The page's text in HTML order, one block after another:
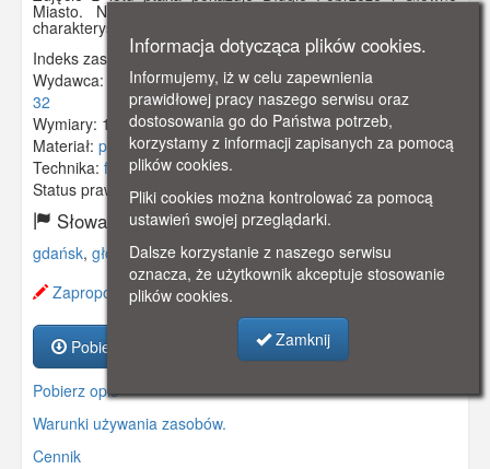
Miasto. Na pierwszym planie Długie Pobrzeże wraz z
charakterystyczną sylwetką Żurawia.
Indeks zasobu:GSP01847
Wydawca:
Rowehl & Co. , Münster, Westf. , Gertrudenstr.
32
Wymiary: 138 x 86 mm
Materiał: papier fotograficzny
Technika: fotografia czarno-biała
Status prawny:Użycie Niekomercyjne
Słowa kluczowe:
gdańsk, główne miasto,żuraw,długie pobrzeże,lotnicze
Zaproponuj zmianę opisu.
Pobierz zasób
Pobierz opis
Warunki używania zasobów.
Cennik
Informacja dotycząca plików cookies.
Informujemy, iż w celu zapewnienia
prawidłowej pracy naszego serwisu oraz
dostosowania go do Państwa potrzeb,
korzystamy z informacji zapisanych za pomocą
plików cookies.
Pliki cookies można kontrolować za pomocą
ustawień swojej przeglądarki.
Dalsze korzystanie z naszego serwisu
oznacza, że użytkownik akceptuje stosowanie
plików cookies.
Zamknij